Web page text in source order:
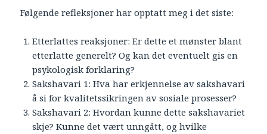
Følgende refleksjoner har opptatt meg i det siste:
Etterlattes reaksjoner: Er dette et mønster blant
etterlatte generelt? Og kan det eventuelt gis en
psykologisk forklaring?
Sakshavari 1: Hva har erkjennelse av sakshavari
å si for kvalitetssikringen av sosiale prosesser?
Sakshavari 2: Hvordan kunne dette sakshavariet
skje? Kunne det vært unngått, og hvilke